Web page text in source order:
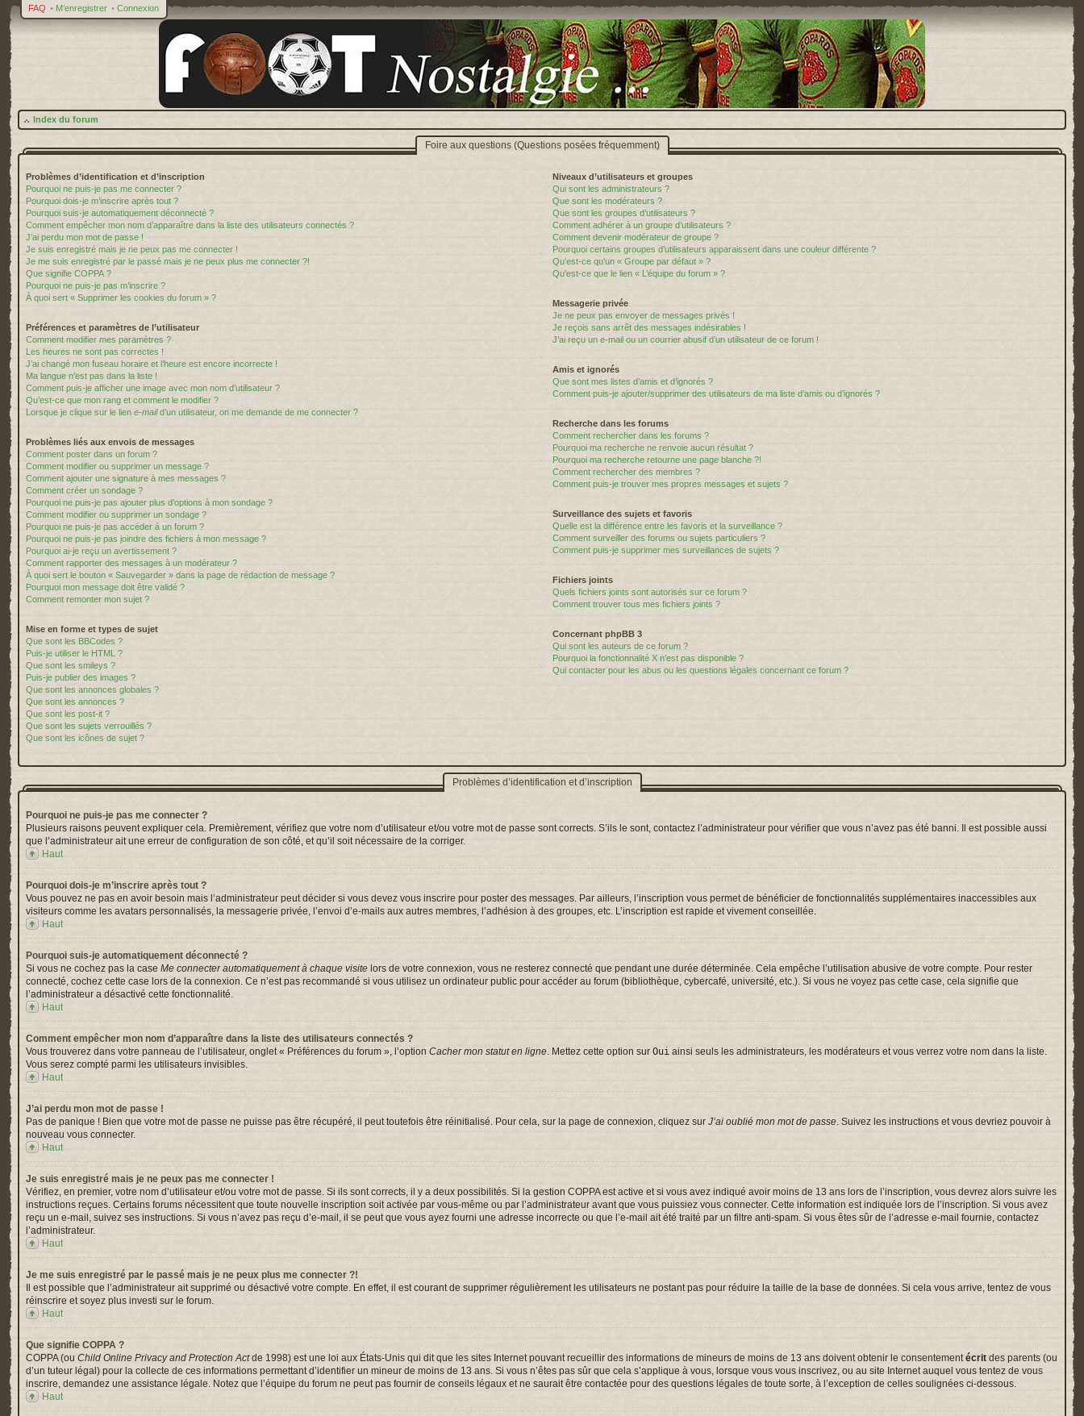
FAQ • M’enregistrer • Connexion
Index du forum
Foire aux questions (Questions posées fréquemment)
Problèmes d’identification et d’inscription
Pourquoi ne puis-je pas me connecter ?
Pourquoi dois-je m’inscrire après tout ?
Pourquoi suis-je automatiquement déconnecté ?
Comment empêcher mon nom d’apparaître dans la liste des utilisateurs connectés ?
J’ai perdu mon mot de passe !
Je suis enregistré mais je ne peux pas me connecter !
Je me suis enregistré par le passé mais je ne peux plus me connecter ?!
Que signifie COPPA ?
Pourquoi ne puis-je pas m’inscrire ?
À quoi sert « Supprimer les cookies du forum » ?
Préférences et paramètres de l’utilisateur
Comment modifier mes paramètres ?
Les heures ne sont pas correctes !
J’ai changé mon fuseau horaire et l’heure est encore incorrecte !
Ma langue n’est pas dans la liste !
Comment puis-je afficher une image avec mon nom d’utilisateur ?
Qu’est-ce que mon rang et comment le modifier ?
Lorsque je clique sur le lien e-maild’un utilisateur, on me demande de me connecter ?
Problèmes liés aux envois de messages
Comment poster dans un forum ?
Comment modifier ou supprimer un message ?
Comment ajouter une signature à mes messages ?
Comment créer un sondage ?
Pourquoi ne puis-je pas ajouter plus d’options à mon sondage ?
Comment modifier ou supprimer un sondage ?
Pourquoi ne puis-je pas accéder à un forum ?
Pourquoi ne puis-je pas joindre des fichiers à mon message ?
Pourquoi ai-je reçu un avertissement ?
Comment rapporter des messages à un modérateur ?
À quoi sert le bouton « Sauvegarder » dans la page de rédaction de message ?
Pourquoi mon message doit être validé ?
Comment remonter mon sujet ?
Mise en forme et types de sujet
Que sont les BBCodes ?
Puis-je utiliser le HTML ?
Que sont les smileys ?
Puis-je publier des images ?
Que sont les annonces globales ?
Que sont les annonces ?
Que sont les post-it ?
Que sont les sujets verrouillés ?
Que sont les icônes de sujet ?
Niveaux d’utilisateurs et groupes
Qui sont les administrateurs ?
Que sont les modérateurs ?
Que sont les groupes d’utilisateurs ?
Comment adhérer à un groupe d’utilisateurs ?
Comment devenir modérateur de groupe ?
Pourquoi certains groupes d’utilisateurs apparaissent dans une couleur différente ?
Qu’est-ce qu’un « Groupe par défaut » ?
Qu’est-ce que le lien « L’équipe du forum » ?
Messagerie privée
Je ne peux pas envoyer de messages privés !
Je reçois sans arrêt des messages indésirables !
J’ai reçu un e-mail ou un courrier abusif d’un utilisateur de ce forum !
Amis et ignorés
Que sont mes listes d’amis et d’ignorés ?
Comment puis-je ajouter/supprimer des utilisateurs de ma liste d’amis ou d’ignorés ?
Recherche dans les forums
Comment rechercher dans les forums ?
Pourquoi ma recherche ne renvoie aucun résultat ?
Pourquoi ma recherche retourne une page blanche ?!
Comment rechercher des membres ?
Comment puis-je trouver mes propres messages et sujets ?
Surveillance des sujets et favoris
Quelle est la différence entre les favoris et la surveillance ?
Comment surveiller des forums ou sujets particuliers ?
Comment puis-je supprimer mes surveillances de sujets ?
Fichiers joints
Quels fichiers joints sont autorisés sur ce forum ?
Comment trouver tous mes fichiers joints ?
Concernant phpBB 3
Qui sont les auteurs de ce forum ?
Pourquoi la fonctionnalité X n’est pas disponible ?
Qui contacter pour les abus ou les questions légales concernant ce forum ?
Problèmes d’identification et d’inscription
Pourquoi ne puis-je pas me connecter ?
Plusieurs raisons peuvent expliquer cela. Premièrement, vérifiez que votre nom d’utilisateur et/ou votre mot de passe sont corrects. S’ils le sont, contactez l’administrateur pour vérifier que vous n’avez pas été banni. Il est possible aussi
que l’administrateur ait une erreur de configuration de son côté, et qu’il soit nécessaire de la corriger.
Haut
Pourquoi dois-je m’inscrire après tout ?
Vous pouvez ne pas en avoir besoin mais l’administrateur peut décider si vous devez vous inscrire pour poster des messages. Par ailleurs, l’inscription vous permet de bénéficier de fonctionnalités supplémentaires inaccessibles aux
visiteurs comme les avatars personnalisés, la messagerie privée, l’envoi d’e-mails aux autres membres, l’adhésion à des groupes, etc. L’inscription est rapide et vivement conseillée.
Haut
Pourquoi suis-je automatiquement déconnecté ?
Si vous ne cochez pas la case Me connecter automatiquement à chaque visite lors de votre connexion, vous ne resterez connecté que pendant une durée déterminée. Cela empêche l’utilisation abusive de votre compte. Pour rester
connecté, cochez cette case lors de la connexion. Ce n’est pas recommandé si vous utilisez un ordinateur public pour accéder au forum (bibliothèque, cybercafé, université, etc.). Si vous ne voyez pas cette case, cela signifie que
l’administrateur a désactivé cette fonctionnalité.
Haut
Comment empêcher mon nom d’apparaître dans la liste des utilisateurs connectés ?
Vous trouverez dans votre panneau de l’utilisateur, onglet « Préférences du forum », l’option Cacher mon statut en ligne. Mettez cette option sur Oui ainsi seuls les administrateurs, les modérateurs et vous verrez votre nom dans la liste.
Vous serez compté parmi les utilisateurs invisibles.
Haut
J’ai perdu mon mot de passe !
Pas de panique ! Bien que votre mot de passe ne puisse pas être récupéré, il peut toutefois être réinitialisé. Pour cela, sur la page de connexion, cliquez sur J’ai oublié mon mot de passe. Suivez les instructions et vous devriez pouvoir à
nouveau vous connecter.
Haut
Je suis enregistré mais je ne peux pas me connecter !
Vérifiez, en premier, votre nom d’utilisateur et/ou votre mot de passe. Si ils sont corrects, il y a deux possibilités. Si la gestion COPPA est active et si vous avez indiqué avoir moins de 13 ans lors de l’inscription, vous devrez alors suivre les
instructions reçues. Certains forums nécessitent que toute nouvelle inscription soit activée par vous-même ou par l’administrateur avant que vous puissiez vous connecter. Cette information est indiquée lors de l’inscription. Si vous avez
reçu un e-mail, suivez ses instructions. Si vous n’avez pas reçu d’e-mail, il se peut que vous ayez fourni une adresse incorrecte ou que l’e-mail ait été traité par un filtre anti-spam. Si vous êtes sûr de l’adresse e-mail fournie, contactez
l’administrateur.
Haut
Je me suis enregistré par le passé mais je ne peux plus me connecter ?!
Il est possible que l’administrateur ait supprimé ou désactivé votre compte. En effet, il est courant de supprimer régulièrement les utilisateurs ne postant pas pour réduire la taille de la base de données. Si cela vous arrive, tentez de vous
réinscrire et soyez plus investi sur le forum.
Haut
Que signifie COPPA ?
COPPA (ou Child Online Privacy and Protection Actde 1998) est une loi aux États-Unis qui dit que les sites Internet pouvant recueillir des informations de mineurs de moins de 13 ans doivent obtenir le consentementécrit des parents (ou
d’un tuteur légal) pour la collecte de ces informations permettant d’identifier un mineur de moins de 13 ans. Si vous n’êtes pas sûr que cela s’applique à vous, lorsque vous vous inscrivez, ou au site Internet auquel vous tentez de vous
inscrire, demandez une assistance légale. Notez que l’équipe du forum ne peut pas fournir de conseils légaux et ne saurait être contactée pour des questions légales de toute sorte, à l’exception de celles soulignées ci-dessous.
Haut